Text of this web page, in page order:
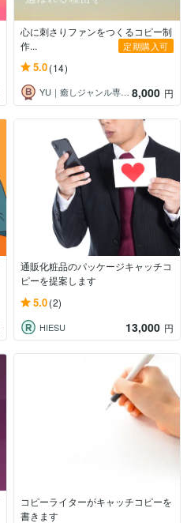
心に刺さりファンをつくるコピー制
作...
定期購入可
5.0(14)
YU｜癒しジャンル専門コピーライター 8,000 円
通販化粧品のパッケージキャッチコ
ピーを提案します
5.0(2)
HIESU 13,000 円
コピーライターがキャッチコピーを
書きます